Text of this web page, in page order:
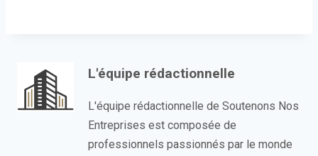
L'équipe rédactionnelle
L'équipe rédactionnelle de Soutenons Nos
Entreprises est composée de
professionnels passionnés par le monde